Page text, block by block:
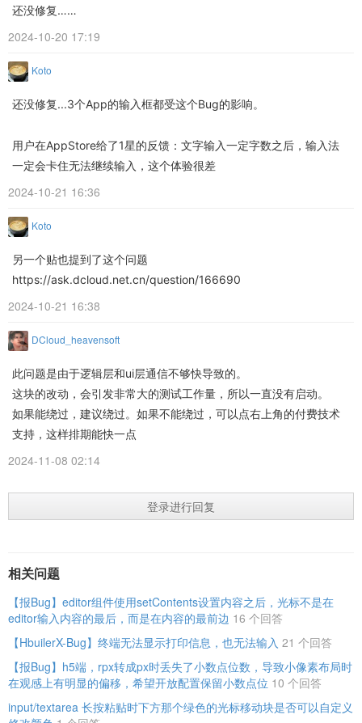
还没修复……
2024-10-20 17:19
Koto
还没修复...3个App的输入框都受这个Bug的影响。
用户在AppStore给了1星的反馈：文字输入一定字数之后，输入法
一定会卡住无法继续输入，这个体验很差
2024-10-21 16:36
Koto
另一个贴也提到了这个问题
https://ask.dcloud.net.cn/question/166690
2024-10-21 16:38
DCloud_heavensoft
此问题是由于逻辑层和ui层通信不够快导致的。
这块的改动，会引发非常大的测试工作量，所以一直没有启动。
如果能绕过，建议绕过。如果不能绕过，可以点右上角的付费技术
支持，这样排期能快一点
2024-11-08 02:14
登录进行回复
相关问题
【报Bug】editor组件使用setContents设置内容之后，光标不是在
editor输入内容的最后，而是在内容的最前边 16 个回答
【HbuilerX-Bug】终端无法显示打印信息，也无法输入 21 个回答
【报Bug】h5端，rpx转成px时丢失了小数点位数，导致小像素布局时
在观感上有明显的偏移，希望开放配置保留小数点位 10 个回答
input/textarea 长按粘贴时下方那个绿色的光标移动块是否可以自定义